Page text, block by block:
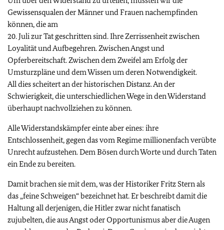
Gewissensqualen der Männer und Frauen nachempfinden
können, die am
20. Juli zur Tat geschritten sind. Ihre Zerrissenheit zwischen
Loyalität und Aufbegehren. Zwischen Angst und
Opferbereitschaft. Zwischen dem Zweifel am Erfolg der
Umsturzpläne und dem Wissen um deren Notwendigkeit.
All dies scheitert an der historischen Distanz. An der
Schwierigkeit, die unterschiedlichen Wege in den Widerstand
überhaupt nachvollziehen zu können.
Alle Widerstandskämpfer einte aber eines: ihre
Entschlossenheit, gegen das vom Regime millionenfach verübte
Unrecht aufzustehen. Dem Bösen durch Worte und durch Taten
ein Ende zu bereiten.
Damit brachen sie mit dem, was der Historiker Fritz Stern als
das „feine Schweigen“ bezeichnet hat. Er beschreibt damit die
Haltung all derjenigen, die Hitler zwar nicht fanatisch
zujubelten, die aus Angst oder Opportunismus aber die Augen